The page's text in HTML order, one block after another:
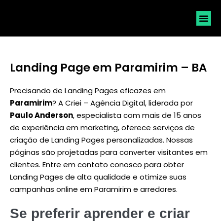
Landing Page em Paramirim – BA
Precisando de Landing Pages eficazes em
Paramirim? A Criei – Agência Digital, liderada por
Paulo Anderson, especialista com mais de 15 anos
de experiência em marketing, oferece serviços de
criação de Landing Pages personalizadas. Nossas
páginas são projetadas para converter visitantes em
clientes. Entre em contato conosco para obter
Landing Pages de alta qualidade e otimize suas
campanhas online em Paramirim e arredores.
Se preferir aprender e criar